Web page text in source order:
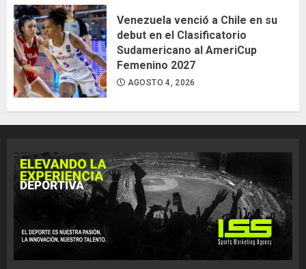
Venezuela venció a Chile en su
debut en el Clasificatorio
Sudamericano al AmeriCup
Femenino 2027
AGOSTO 4, 2026